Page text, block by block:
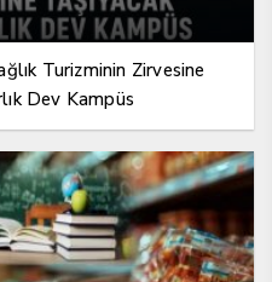
Turizminin Zirvesine
Dev Kampüs